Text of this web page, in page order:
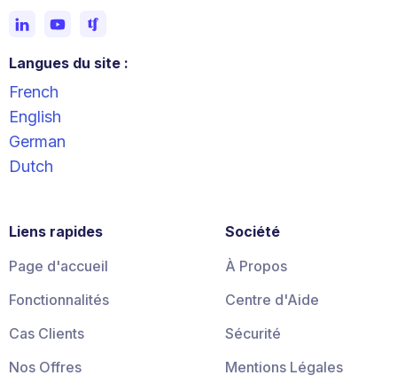
Langues du site :
French
English
German
Dutch
Liens rapides
Page d'accueil
Fonctionnalités
Cas Clients
Nos Offres
Société
À Propos
Centre d'Aide
Sécurité
Mentions Légales